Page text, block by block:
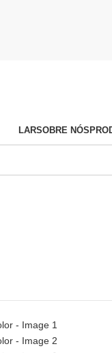
LARSOBRE NÓS